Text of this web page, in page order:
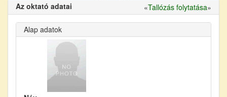
Az oktató adatai «Tallózás folytatása»
Alap adatok